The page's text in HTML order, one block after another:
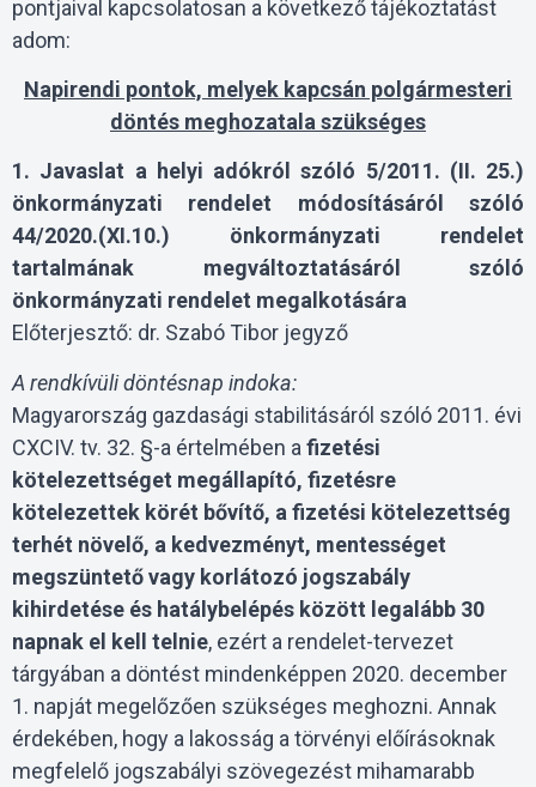
pontjaival kapcsolatosan a következő tájékoztatást
adom:
Napirendi pontok, melyek kapcsán polgármesteri
döntés meghozatala szükséges
1. Javaslat a helyi adókról szóló 5/2011. (II. 25.)
önkormányzati rendelet módosításáról szóló
44/2020.(XI.10.) önkormányzati rendelet
tartalmának megváltoztatásáról szóló
önkormányzati rendelet megalkotására
Előterjesztő: dr. Szabó Tibor jegyző
A rendkívüli döntésnap indoka:
Magyarország gazdasági stabilitásáról szóló 2011. évi
CXCIV. tv. 32. §-a értelmében a fizetési
kötelezettséget megállapító, fizetésre
kötelezettek körét bővítő, a fizetési kötelezettség
terhét növelő, a kedvezményt, mentességet
megszüntető vagy korlátozó jogszabály
kihirdetése és hatálybelépés között legalább 30
napnak el kell telnie, ezért a rendelet-tervezet
tárgyában a döntést mindenképpen 2020. december
1. napját megelőzően szükséges meghozni. Annak
érdekében, hogy a lakosság a törvényi előírásoknak
megfelelő jogszabályi szövegezést mihamarabb